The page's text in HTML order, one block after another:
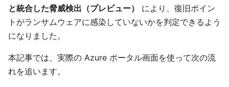
と統合した脅威検出（プレビュー）
により、復旧ポイン
トがランサムウェアに感染していないかを判定できるよう
になりました。
本記事では、実際の Azure ポータル画面を使って次の流
れを追います。